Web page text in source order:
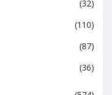
(32)
(110)
(87)
(36)